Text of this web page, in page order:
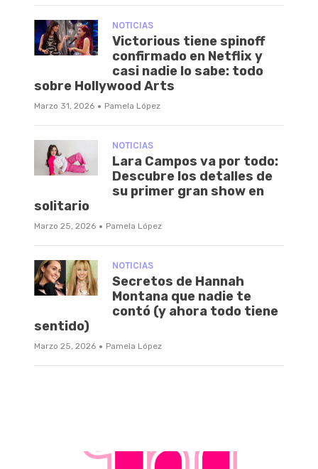
NOTICIAS
Victorious tiene spinoff
confirmado en Netflix y
casi nadie lo sabe: todo
sobre Hollywood Arts
Marzo 31, 2026 · Pamela López
NOTICIAS
Lara Campos va por todo:
Descubre los detalles de
su primer gran show en
solitario
Marzo 25, 2026 · Pamela López
NOTICIAS
Secretos de Hannah
Montana que nadie te
contó (y ahora todo tiene
sentido)
Marzo 25, 2026 · Pamela López